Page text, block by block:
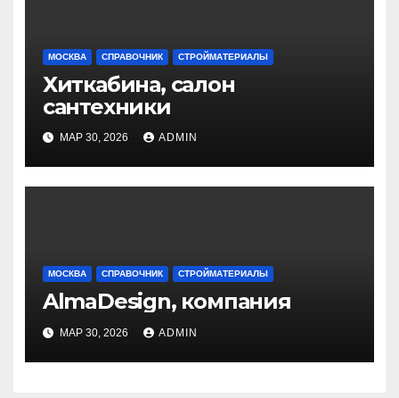
МОСКВА СПРАВОЧНИК СТРОЙМАТЕРИАЛЫ
Хиткабина, салон
сантехники
МАР 30, 2026 ADMIN
МОСКВА СПРАВОЧНИК СТРОЙМАТЕРИАЛЫ
AlmaDesign, компания
МАР 30, 2026 ADMIN